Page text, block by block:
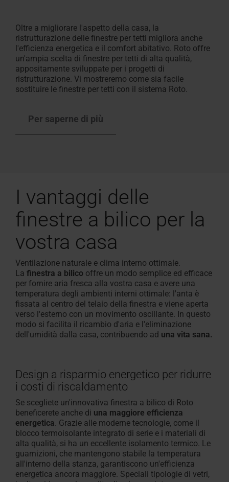
Oltre a migliorare l'aspetto della casa, la
ristrutturazione delle finestre per tetti migliora anche
l'efficienza energetica e il comfort abitativo. Roto offre
un'ampia scelta di finestre per tetti di alta qualità,
appositamente sviluppate per i progetti di
ristrutturazione. Vi mostreremo come sia facile
sostituire le finestre per tetti con il sistema Roto.
Per saperne di più
I vantaggi delle
finestre a bilico per la
vostra casa
Ventilazione naturale e clima interno ottimale.
La finestra a bilico offre un modo semplice ed efficace
per fornire aria fresca alla vostra casa e avere una
temperatura degli ambienti interni ottimale: l'anta è
fissata al centro del telaio della finestra e viene aperta
verso l'esterno con un movimento oscillante. In questo
modo si facilita il ricambio d'aria e l'eliminazione
dell'umidità dalla casa, contribuendo ad una vita sana.
Design a risparmio energetico per ridurre
i costi di riscaldamento
Se scegliete un'innovativa finestra a bilico di Roto
beneficerete anche di una maggiore efficienza
energetica. Grazie alle moderne tecnologie, come il
blocco termoisolante integrato di serie e i materiali di
alta qualità, si ha un eccellente isolamento termico. Le
guarnizioni, che mantengono stabile la temperatura
all'interno della stanza, garantiscono un'efficienza
energetica ancora maggiore. Speciali tipologie di vetri,